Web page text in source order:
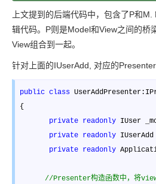
上文提到的后端代码中，包含了P和
辑代码。P则是Model和View之间的桥
View组合到一起。
针对上面的IUserAdd, 对应的
public class
{
private readonly IUser
private readonly
private readonly
//Presenter构造函数中，将